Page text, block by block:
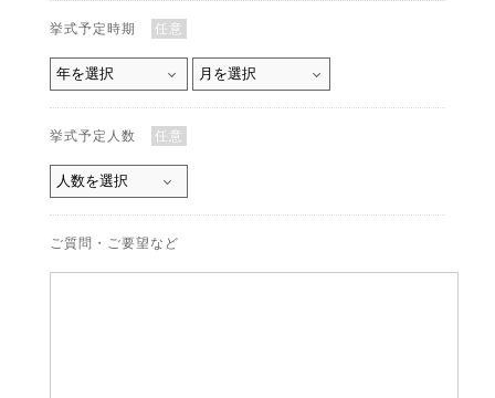
挙式予定時期 任意
挙式予定人数 任意
ご質問・ご要望など